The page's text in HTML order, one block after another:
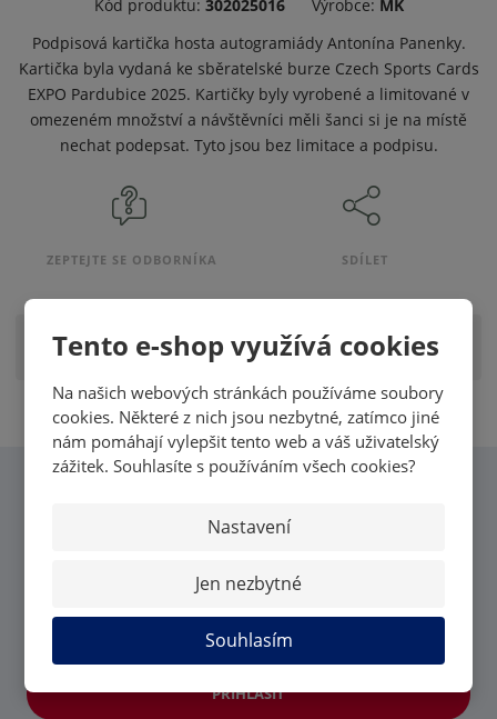
Tento e-shop využívá cookies
Na našich webových stránkách používáme soubory
cookies. Některé z nich jsou nezbytné, zatímco jiné
nám pomáhají vylepšit tento web a váš uživatelský
zážitek. Souhlasíte s používáním všech cookies?
Nastavení
Jen nezbytné
Souhlasím
Kód produktu: 302025016 Výrobce: MK
Podpisová kartička hosta autogramiády Antonína Panenky.
Kartička byla vydaná ke sběratelské burze Czech Sports Cards
EXPO Pardubice 2025. Kartičky byly vyrobené a limitované v
omezeném množství a návštěvníci měli šanci si je na místě
nechat podepsat. Tyto jsou bez limitace a podpisu.
ZEPTEJTE SE ODBORNÍKA SDÍLET
Zobrazit hodnocení produktu
PŘIHLÁSIT